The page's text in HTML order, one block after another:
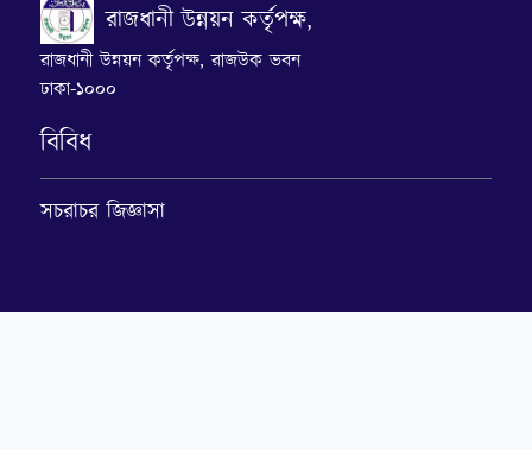
রাজধানী উন্নয়ন কর্তৃপক্ষ,
রাজধানী উন্নয়ন কর্তৃপক্ষ, রাজউক ভবন
ঢাকা-১০০০
বিবিধ
সচরাচর জিজ্ঞাসা